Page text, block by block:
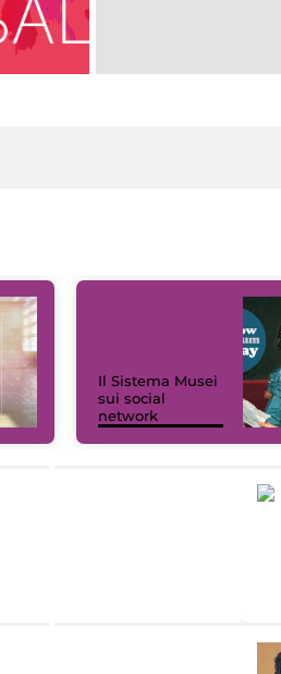
Il Sistema Musei
sui social
network